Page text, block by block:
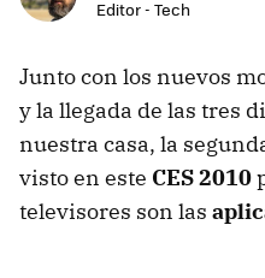
Editor - Tech
Junto con los nuevos
y la llegada de las tres
nuestra casa, la
visto en este CES 2010
televisores son las